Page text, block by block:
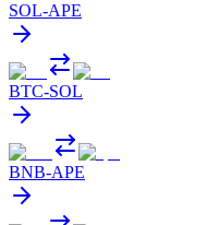
SOL-APE
BTC-SOL
BNB-APE